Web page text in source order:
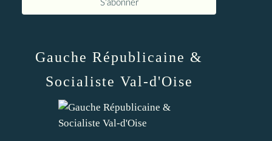
Gauche Républicaine &
Socialiste Val-d'Oise